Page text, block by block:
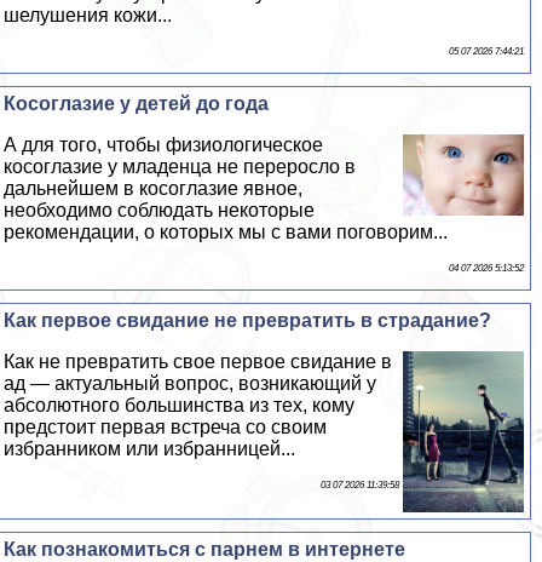
шелушения кожи...
05 07 2026 7:44:21
Косоглазие у детей до года
А для того, чтобы физиологическое
косоглазие у младенца не переросло в
дальнейшем в косоглазие явное,
необходимо соблюдать некоторые
рекомендации, о которых мы с вами поговорим...
04 07 2026 5:13:52
Как первое свидание не превратить в страдание?
Как не превратить свое первое свидание в
ад — актуальный вопрос, возникающий у
абсолютного большинства из тех, кому
предстоит первая встреча со своим
избранником или избранницей...
03 07 2026 11:39:58
Как познакомиться с парнем в интернете